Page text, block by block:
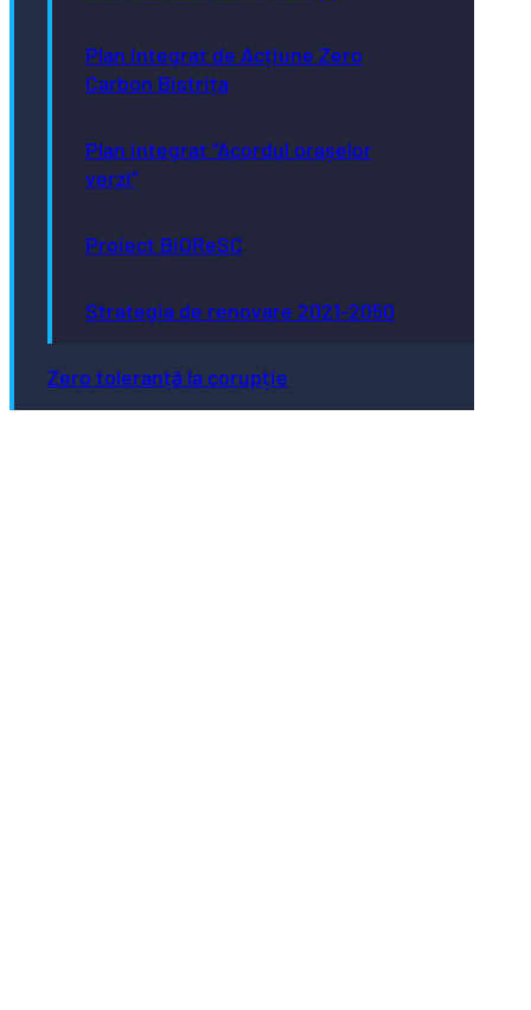
Plan Integrat de Acțiune Zero
Carbon Bistrița
Plan integrat “Acordul orașelor
verzi”
Proiect BiOReSC
Strategia de renovare 2021-2050
Zero toleranță la corupție